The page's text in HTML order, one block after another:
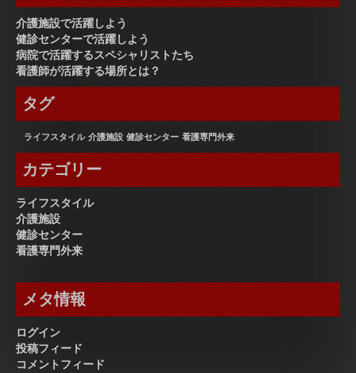
介護施設で活躍しよう
健診センターで活躍しよう
病院で活躍するスペシャリストたち
看護師が活躍する場所とは？
タグ
ライフスタイル 介護施設 健診センター 看護専門外来
カテゴリー
ライフスタイル
介護施設
健診センター
看護専門外来
メタ情報
ログイン
投稿フィード
コメントフィード